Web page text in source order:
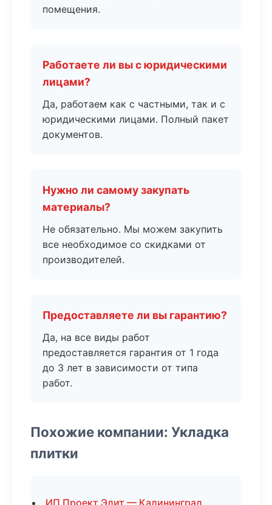
помещения.
Работаете ли вы с юридическими
лицами?
Да, работаем как с частными, так и с
юридическими лицами. Полный пакет
документов.
Нужно ли самому закупать
материалы?
Не обязательно. Мы можем закупить
все необходимое со скидками от
производителей.
Предоставляете ли вы гарантию?
Да, на все виды работ
предоставляется гарантия от 1 года
до 3 лет в зависимости от типа
работ.
Похожие компании: Укладка
плитки
ИП Проект Элит — Калининград